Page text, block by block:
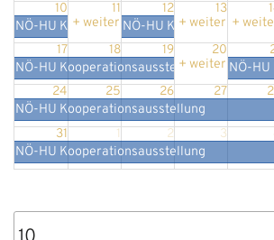
10
NÖ-HU Kooperationsausstellung
11
+ weitere 2
12
NÖ-HU
13
+ weitere 2
+
17
NÖ-HU Kooperationsausstellung
18 19 20
+ weitere 2
NÖ-
24
NÖ-HU Kooperationsausstellung
25 26 27
31
NÖ-HU Kooperationsausstellung
1 2 3